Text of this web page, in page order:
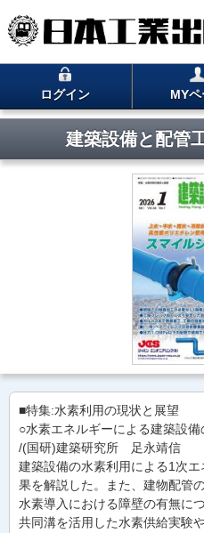
ログイン MY
建築設備と配管
■特集:水素利用の現状と展望
○水素エネルギーによる建築設
/(国研)建築研究所 足永靖信
建築設備の水素利用による1次
果を解説した。また、建物配管
水素導入における障壁の有無に
共同溝を活用した水素供給実験